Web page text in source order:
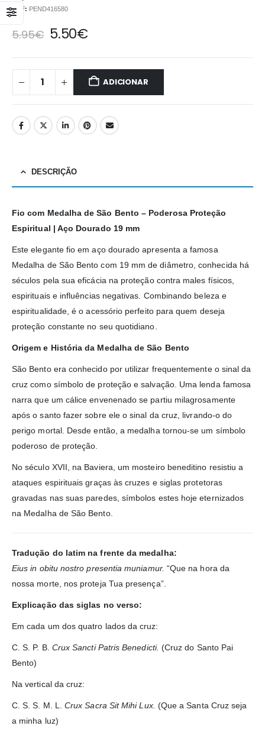
REF: PEND416580
5.95€ 5.50€
ADICIONAR
DESCRIÇÃO
Fio com Medalha de São Bento – Poderosa Proteção
Espiritual | Aço Dourado 19 mm
Este elegante fio em aço dourado apresenta a famosa
Medalha de São Bento com 19 mm de diâmetro, conhecida há
séculos pela sua eficácia na proteção contra males físicos,
espirituais e influências negativas. Combinando beleza e
espiritualidade, é o acessório perfeito para quem deseja
proteção constante no seu quotidiano.
Origem e História da Medalha de São Bento
São Bento era conhecido por utilizar frequentemente o sinal da
cruz como símbolo de proteção e salvação. Uma lenda famosa
narra que um cálice envenenado se partiu milagrosamente
após o santo fazer sobre ele o sinal da cruz, livrando-o do
perigo mortal. Desde então, a medalha tornou-se um símbolo
poderoso de proteção.
No século XVII, na Baviera, um mosteiro beneditino resistiu a
ataques espirituais graças às cruzes e siglas protetoras
gravadas nas suas paredes, símbolos estes hoje eternizados
na Medalha de São Bento.
Tradução do latim na frente da medalha:
Eius in obitu nostro presentia muniamur. “Que na hora da
nossa morte, nos proteja Tua presença”.
Explicação das siglas no verso:
Em cada um dos quatro lados da cruz:
C. S. P. B. Crux Sancti Patris Benedicti. (Cruz do Santo Pai
Bento)
Na vertical da cruz:
C. S. S. M. L.Crux Sacra Sit Mihi Lux. (Que a Santa Cruz seja
a minha luz)